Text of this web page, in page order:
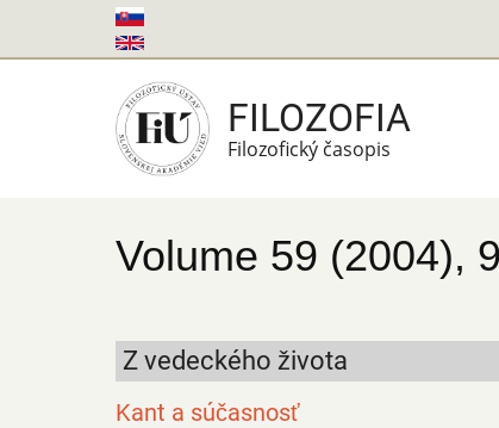
na
FILOZOFIA
Filozofický časopis
Volume 59 (2004), 9
Z vedeckého života
Kant a súčasnosť